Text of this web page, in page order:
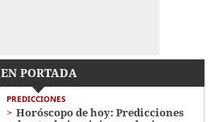
EN PORTADA
PREDICCIONES
Horóscopo de hoy: Predicciones